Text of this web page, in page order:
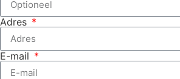
Adres
E-mail